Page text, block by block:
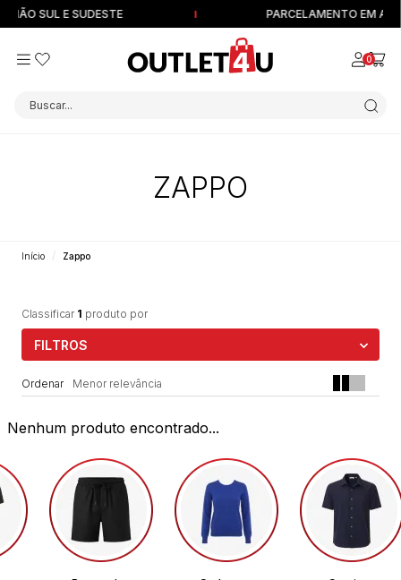
SUL E SUDESTE PARCELAMENTO EM ATÉ
0
Buscar...
ZAPPO
Início Zappo
FILTROS
Classificar 1 produto por
Menor relevância
Nenhum produto encontrado...